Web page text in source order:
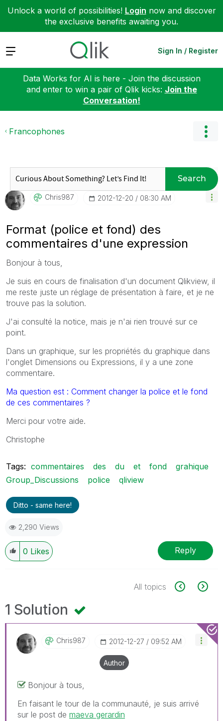
Unlock a world of possibilities! Login now and discover
the exclusive benefits awaiting you.
Expand Sign In / Register
Data Works for AI is here - Join the discussion
and enter to win a pair of Qlik kicks: Join the
Conversation!
Francophones
Search
Chris987 ‎2012-12-20 08:30 AM
Format (police et fond) des
commentaires d'une expression
Bonjour à tous,
Je suis en cours de finalisation d'un document Qlikview, il
me reste juste un réglage de présentation à faire, et je ne
trouve pas la solution.
J'ai consulté la notice, mais je n'ai rien trouvé sur ce
point.
Dans un graphique, sur les propriétés du graphique dans
l'onglet Dimensions ou Expressions, il y a une zone
commentaire.
Ma question est : Comment changer la police et le fond
de ces commentaires ?
Merci pour votre aide.
Christophe
Tags: commentaires des du et fond
grahique
Group_Discussions
police qliview
Ditto - same here!
2,290 Views
0 Likes Reply
All topics
1 Solution
Chris987 ‎2012-12-27 09:52 AM
Author
Bonjour à tous,
En faisant le tour de la communauté, je suis arrivé
sur le post de maeva gerardin